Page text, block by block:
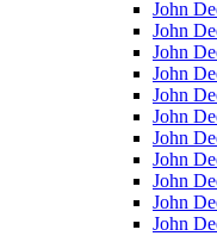
John
John
John
John
John
John
John
John
John
John
John